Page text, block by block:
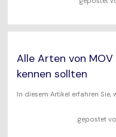
Alle Arten von
kennen sollten
In diesem Artikel erfahren Sie,
gepostet